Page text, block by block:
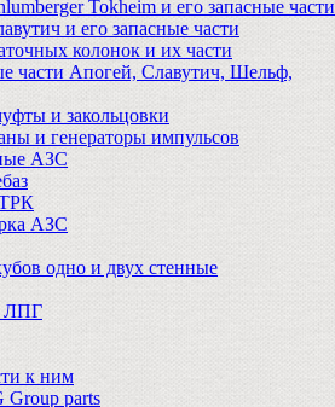
Tokheim и его запасные части
и его запасные части
колонок и их части
части Апогей, Славутич, Шельф,
и закольцовки
и генераторы импульсов
АЗС
ТРК
АЗС
одно и двух стенные
ЛПГ
к ним
Group parts